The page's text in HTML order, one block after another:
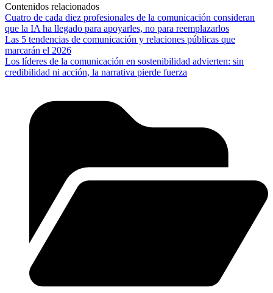
Contenidos relacionados
Cuatro de cada diez profesionales de la comunicación consideran
que la IA ha llegado para apoyarles, no para reemplazarlos
Las 5 tendencias de comunicación y relaciones públicas que
marcarán el 2026
Los líderes de la comunicación en sostenibilidad advierten: sin
credibilidad ni acción, la narrativa pierde fuerza